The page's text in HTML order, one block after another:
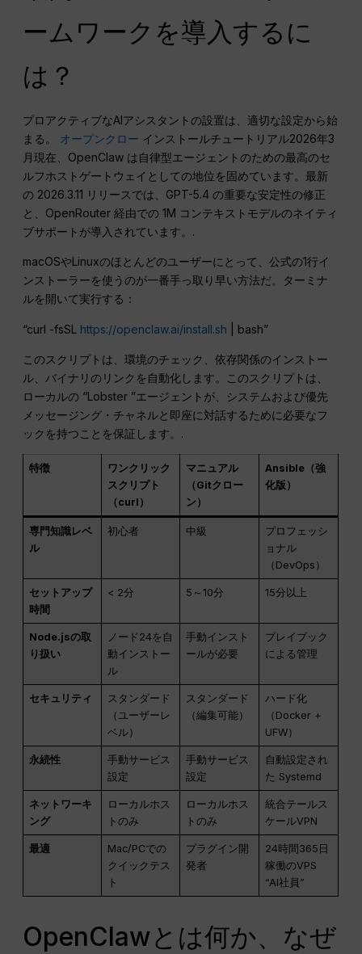
ームワークを導入するに
は？
プロアクティブなAIアシスタントの設置は、適切な設定から始
まる。 オープンクロー インストールチュートリアル2026年3
月現在、OpenClaw は自律型エージェントのための最高のセ
ルフホストゲートウェイとしての地位を固めています。最新
の 2026.3.11 リリースでは、GPT-5.4 の重要な安定性の修正
と、OpenRouter 経由での 1M コンテキストモデルのネイティ
ブサポートが導入されています。.
macOSやLinuxのほとんどのユーザーにとって、公式の1行イ
ンストーラーを使うのが一番手っ取り早い方法だ。ターミナ
ルを開いて実行する：
“curl -fsSL https://openclaw.ai/install.sh | bash”
このスクリプトは、環境のチェック、依存関係のインストー
ル、バイナリのリンクを自動化します。このスクリプトは、
ローカルの “Lobster ”エージェントが、システムおよび優先
メッセージング・チャネルと即座に対話するために必要なフ
ックを持つことを保証します。.
特徴
ワンクリック
スクリプト
（curl）
マニュアル
（Gitクロー
ン）
Ansible（強
化版）
専門知識レベ
ル
初心者 中級
プロフェッシ
ョナル
（DevOps）
セットアップ
時間
< 2分 5～10分 15分以上
Node.jsの取
り扱い
ノード24を自
動インストー
ル
手動インスト
ールが必要
プレイブック
による管理
セキュリティ
スタンダード
（ユーザーレ
ベル）
スタンダード
（編集可能）
ハード化
（Docker +
UFW）
永続性
手動サービス
設定
手動サービス
設定
自動設定され
た Systemd
ネットワーキ
ング
ローカルホス
トのみ
ローカルホス
トのみ
統合テールス
ケールVPN
最適
Mac/PCでの
クイックテス
ト
プラグイン開
発者
24時間365日
稼働のVPS
“AI社員”
OpenClawとは何か、なぜ